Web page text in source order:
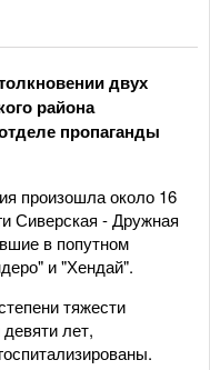
двух
района
пропаганды
произошла около 16
Сиверская - Дружная
в попутном
и "Хендай".
тяжести
лет,